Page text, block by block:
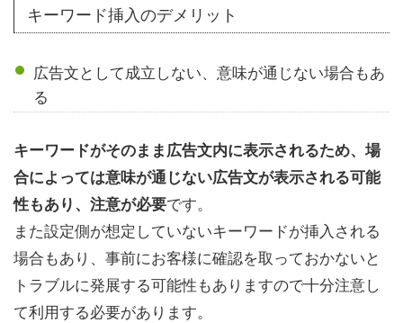
キーワード挿入のデメリット
広告文として成立しない、意味が通じない場合もあ
る
キーワードがそのまま広告文内に表示されるため、場
合によっては意味が通じない広告文が表示される可能
性もあり、注意が必要です。
また設定側が想定していないキーワードが挿入される
場合もあり、事前にお客様に確認を取っておかないと
トラブルに発展する可能性もありますので十分注意し
て利用する必要があります。